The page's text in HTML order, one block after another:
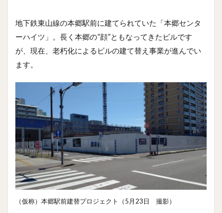
地下鉄東山線の本郷駅前に建てられていた「本郷センタ
ーハイツ」。長く本郷の”顔”ともなってきたビルです
が、現在、老朽化によるビルの建て替え事業が進んでい
ます。
（仮称）本郷駅前建替プロジェクト（5月23日 撮影）